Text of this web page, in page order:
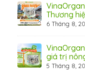
Thương
6 Tháng 8,
giá trị
5 Tháng 8,